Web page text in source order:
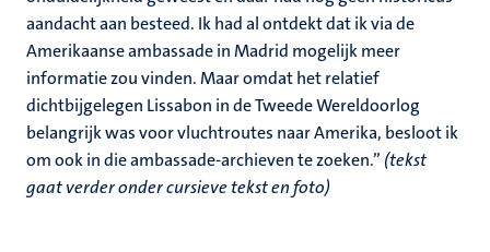
aandacht aan besteed. Ik had al ontdekt dat ik via de
Amerikaanse ambassade in Madrid mogelijk meer
informatie zou vinden. Maar omdat het relatief
dichtbijgelegen Lissabon in de Tweede Wereldoorlog
belangrijk was voor vluchtroutes naar Amerika, besloot ik
om ook in die ambassade-archieven te zoeken.’’ (tekst
gaat verder onder cursieve tekst en foto)